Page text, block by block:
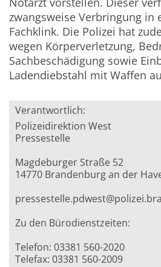
zwangsweise Verbringung in
Fachklink. Die Polizei hat
wegen Körperverletzung,
Sachbeschädigung sowie
Ladendiebstahl mit Waffen
Verantwortlich:
Polizeidirektion West
Pressestelle
Magdeburger Straße 52
14770 Brandenburg an der
Zu den Bürodienstzeiten:
Telefon: 03381 560-2020
Telefax: 03381 560-2009